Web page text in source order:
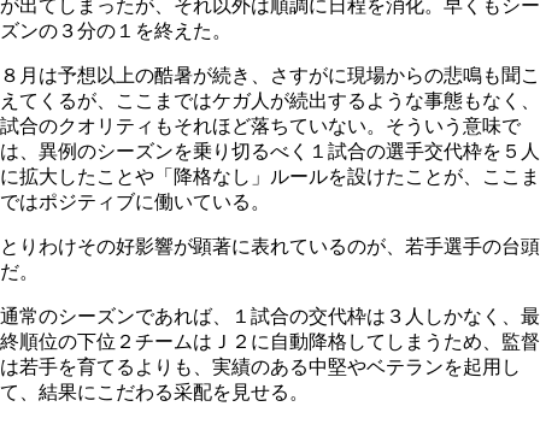
が出てしまったが、それ以外は順調に日程を消化。早くもシー
ズンの３分の１を終えた。
８月は予想以上の酷暑が続き、さすがに現場からの悲鳴も聞こ
えてくるが、ここまではケガ人が続出するような事態もなく、
試合のクオリティもそれほど落ちていない。そういう意味で
は、異例のシーズンを乗り切るべく１試合の選手交代枠を５人
に拡大したことや「降格なし」ルールを設けたことが、ここま
ではポジティブに働いている。
とりわけその好影響が顕著に表れているのが、若手選手の台頭
だ。
通常のシーズンであれば、１試合の交代枠は３人しかなく、最
終順位の下位２チームはＪ２に自動降格してしまうため、監督
は若手を育てるよりも、実績のある中堅やベテランを起用し
て、結果にこだわる采配を見せる。